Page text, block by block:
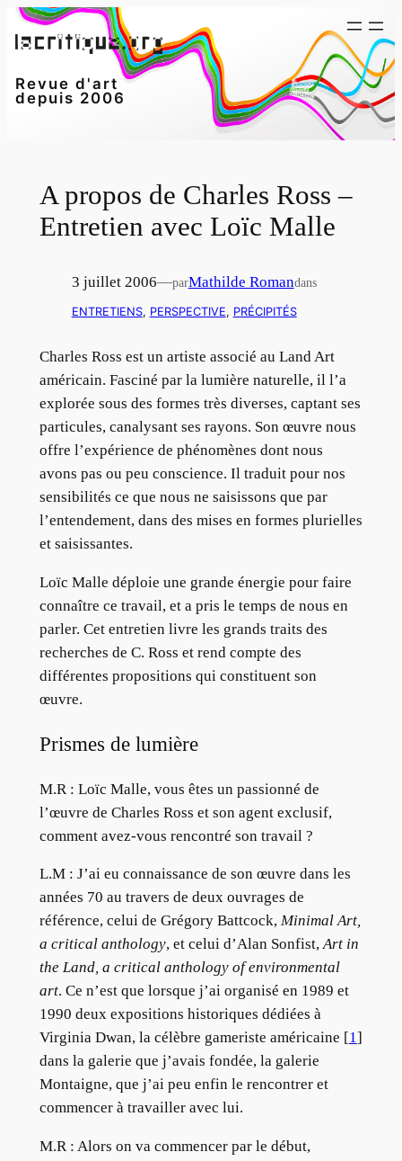
Aller
au
Revue d'art
depuis 2006
A propos de Charles Ross –
Entretien avec Loïc Malle
3 juillet 2006—parMathilde Romandans
ENTRETIENS, PERSPECTIVE, PRÉCIPITÉS
Charles Ross est un artiste associé au Land Art
américain. Fasciné par la lumière naturelle, il l’a
explorée sous des formes très diverses, captant ses
particules, canalysant ses rayons. Son œuvre nous
offre l’expérience de phénomènes dont nous
avons pas ou peu conscience. Il traduit pour nos
sensibilités ce que nous ne saisissons que par
l’entendement, dans des mises en formes plurielles
et saisissantes.
Loïc Malle déploie une grande énergie pour faire
connaître ce travail, et a pris le temps de nous en
parler. Cet entretien livre les grands traits des
recherches de C. Ross et rend compte des
différentes propositions qui constituent son
œuvre.
Prismes de lumière
M.R : Loïc Malle, vous êtes un passionné de
l’œuvre de Charles Ross et son agent exclusif,
comment avez-vous rencontré son travail ?
L.M : J’ai eu connaissance de son œuvre dans les
années 70 au travers de deux ouvrages de
référence, celui de Grégory Battcock, Minimal Art,
a critical anthology, et celui d’Alan Sonfist,Art in
the Land, a critical anthology of environmental
art. Ce n’est que lorsque j’ai organisé en 1989 et
1990 deux expositions historiques dédiées à
Virginia Dwan, la célèbre gameriste américaine [1]
dans la galerie que j’avais fondée, la galerie
Montaigne, que j’ai peu enfin le rencontrer et
commencer à travailler avec lui.
M.R : Alors on va commencer par le début,